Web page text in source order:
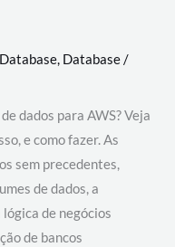
Database, Database/
dados para AWS? Veja
e como fazer. As
sem precedentes,
de dados, a
de negócios
de bancos